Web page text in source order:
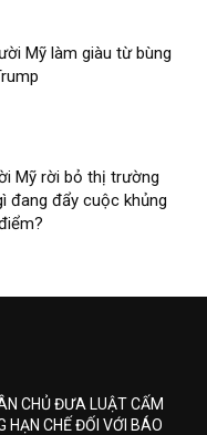
Mỹ làm giàu từ bùng
Mỹ rời bỏ thị trường
đang đẩy cuộc khủng
CHỦ ĐƯA LUẬT CẤM
HẠN CHẾ ĐỐI VỚI BÁO